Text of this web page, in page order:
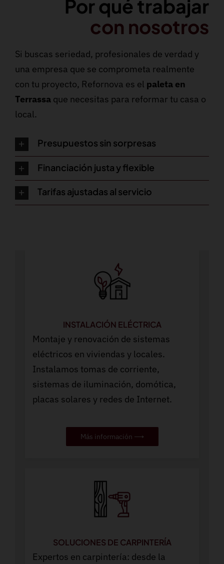
Por qué trabajar
con nosotros
Si buscas seriedad, profesionales de verdad y
una empresa que se comprometa realmente
con tu proyecto, Refornova es el paleta en
Terrassaque necesitas para reformar tu casa o
local.
Presupuestos sin sorpresas
Financiación justa y flexible
Tarifas ajustadas al servicio
INSTALACIÓN ELÉCTRICA
Montaje y renovación de sistemas
eléctricos en viviendas y locales.
Instalamos tomas de corriente,
sistemas de iluminación, domótica,
placas solares y redes de Internet.
Más información ⟶
SOLUCIONES DE CARPINTERÍA
Expertos en carpintería: desde la